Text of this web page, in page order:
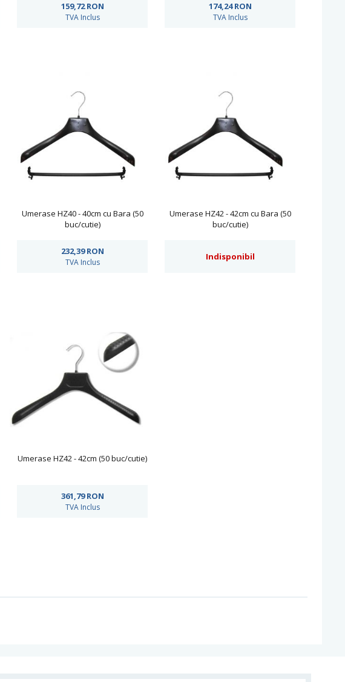
159,72RON
TVA Inclus
174,24RON
TVA Inclus
Umerase HZ40 - 40cm cu Bara (50
buc/cutie)
232,39RON
TVA Inclus
Umerase HZ42 - 42cm cu Bara (50
buc/cutie)
Indisponibil
Umerase HZ42 - 42cm (50 buc/cutie)
361,79RON
TVA Inclus